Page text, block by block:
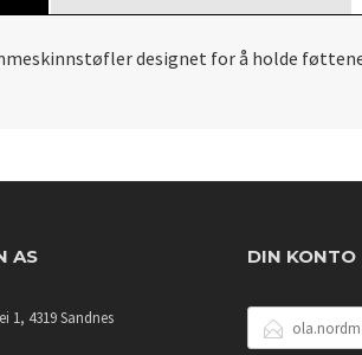
designet for å holde
AS
1, 4319 Sandnes
DIN KONTO
POSTADRESSE